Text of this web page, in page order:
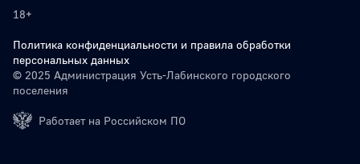
18+
Политика конфиденциальности и правила обработки
персональных данных
© 2025 Администрация Усть-Лабинского городского
поселения
Работает на Российском ПО